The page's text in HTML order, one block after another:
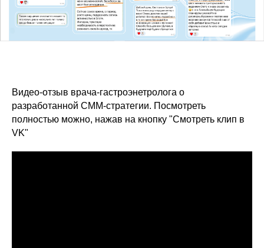
Видео-отзыв врача-гастроэнетролога о
разработанной СММ-стратегии. Посмотреть
полностью можно, нажав на кнопку "Смотреть клип в
VK"